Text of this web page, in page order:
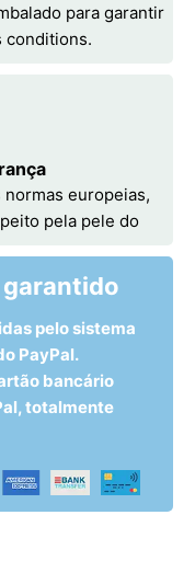
para garantir
conditions.
europeias,
pela pele do
garantido
pelo sistema
PayPal.
bancário
totalmente